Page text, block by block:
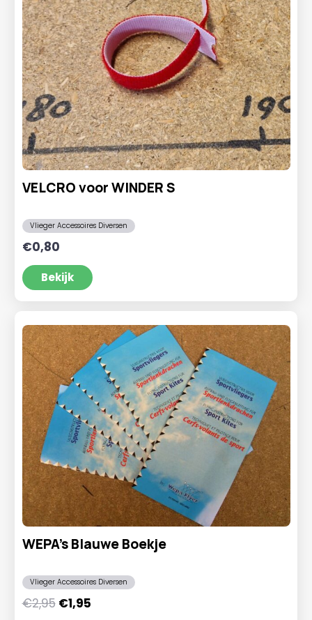
VELCRO voor WINDER S
Vlieger Accessoires Diversen
€0,80
Bekijk
WEPA’s Blauwe Boekje
Vlieger Accessoires Diversen
€2,95 Oorspronkelijke
€1,95Huidige